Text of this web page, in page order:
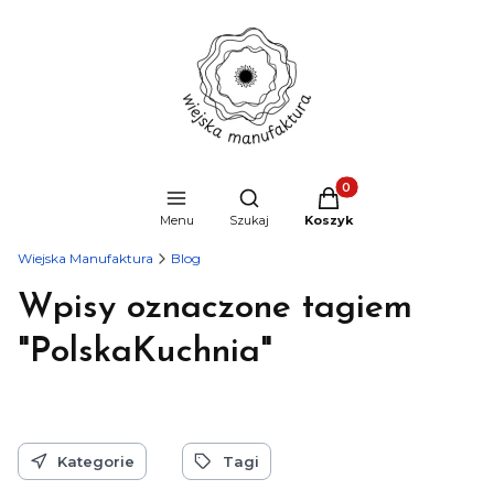
Menu
Otwórz wyszukiwarkę
Szukaj
Produkty w koszyku:
Koszyk
Wiejska Manufaktura Blog
Wpisy oznaczone tagiem
"PolskaKuchnia"
Kategorie Tagi